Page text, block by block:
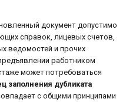
документ допустимо
справок, лицевых счетов,
ведомостей и прочих
работником
может потребоваться
заполнения дубликата
с общими принципами